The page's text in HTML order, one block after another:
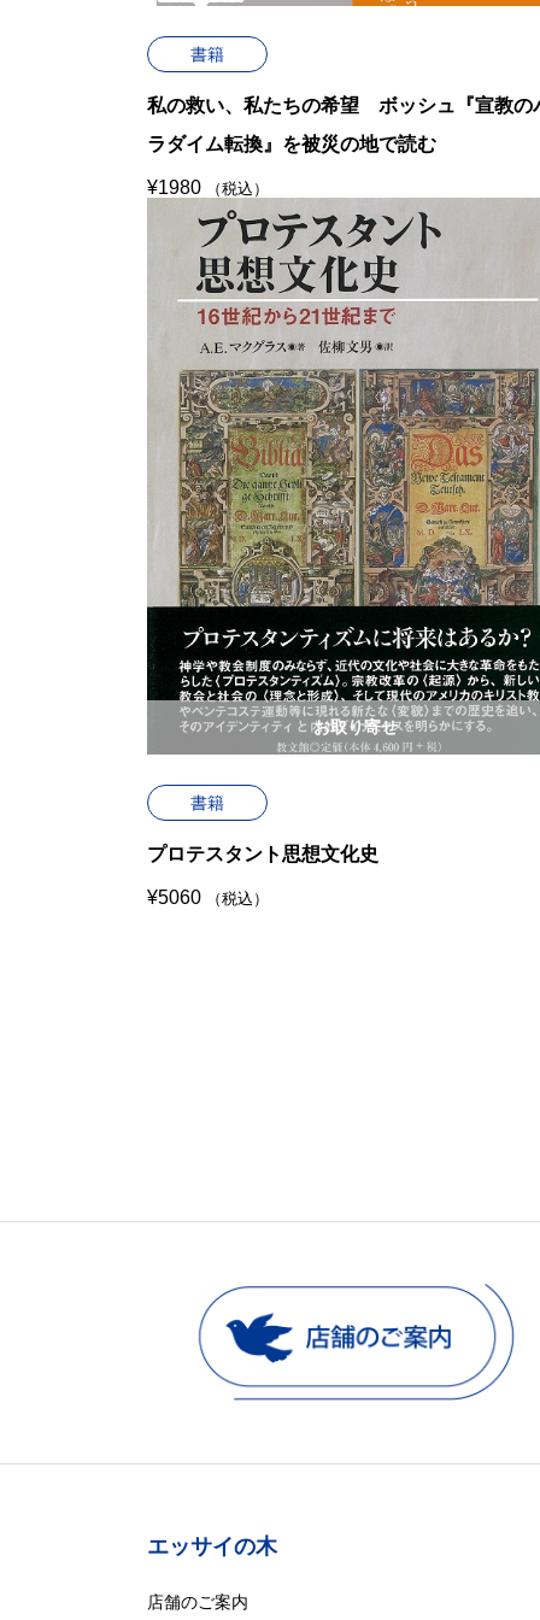
書籍
私の救い、私たちの希望 ボッシュ『宣教の
ラダイム転換』を被災の地で読む
¥1980 （税込）
書籍
プロテスタント思想文化史
¥5060 （税込）
お取り寄せ
エッサイの木
店舗のご案内